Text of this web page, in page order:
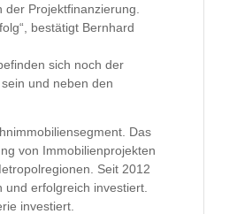
der Projektfinanzierung.
bestätigt Bernhard
sich noch der
und neben den
Das
von Immobilienprojekten
Seit 2012
erfolgreich investiert.
investiert.